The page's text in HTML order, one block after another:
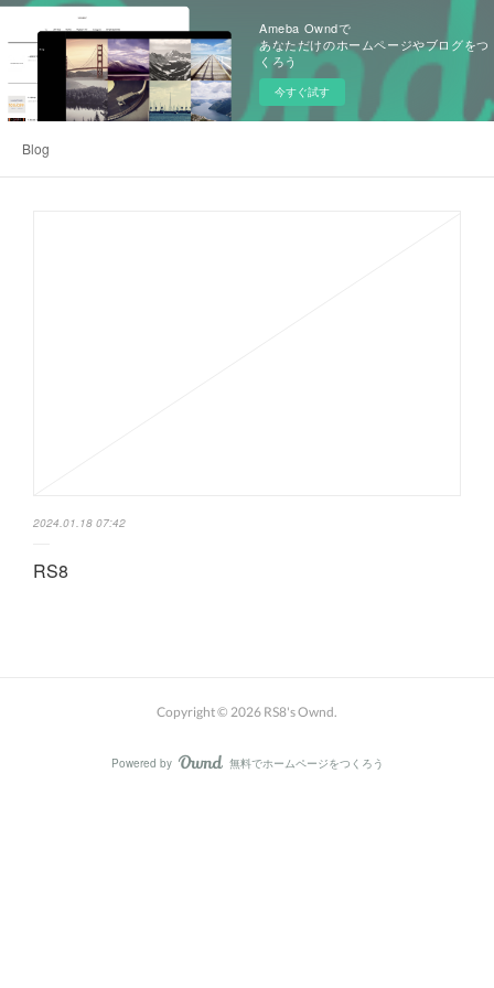
Ameba Owndで
あなただけのホームページやブログをつ
くろう
今すぐ試す
Blog
2024.01.18 07:42
RS8
Copyright © 2026 RS8's Ownd.
Powered by AmebaOwnd
無料でホームページをつくろう